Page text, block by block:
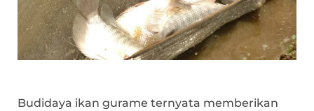
Budidaya ikan gurame ternyata memberikan